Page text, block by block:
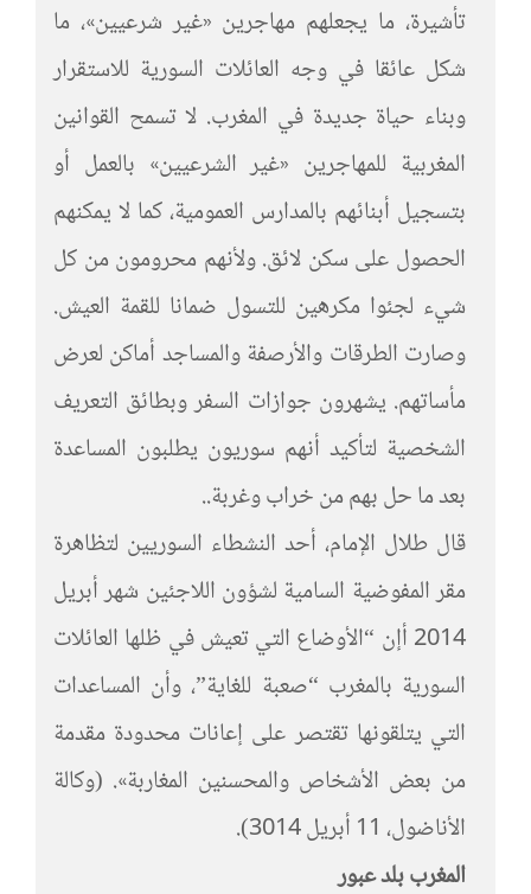
تأشيرة، ما يجعلهم مهاجرين «غير شرعيين»، ما
شكل عائقا في وجه العائلات السورية للاستقرار
وبناء حياة جديدة في المغرب. لا تسمح القوانين
المغربية للمهاجرين «غير الشرعيين» بالعمل أو
بتسجيل أبنائهم بالمدارس العمومية، كما لا يمكنهم
الحصول على سكن لائق. ولأنهم محرومون من كل
شيء لجئوا مكرهين للتسول ضمانا للقمة العيش.
وصارت الطرقات والأرصفة والمساجد أماكن لعرض
مأساتهم. يشهرون جوازات السفر وبطائق التعريف
الشخصية لتأكيد أنهم سوريون يطلبون المساعدة
بعد ما حل بهم من خراب وغربة..
قال طلال الإمام، أحد النشطاء السوريين لتظاهرة
مقر المفوضية السامية لشؤون اللاجئين شهر أبريل
2014 أإن “الأوضاع التي تعيش في ظلها العائلات
السورية بالمغرب “صعبة للغاية”، وأن المساعدات
التي يتلقونها تقتصر على إعانات محدودة مقدمة
من بعض الأشخاص والمحسنين المغاربة». (وكالة
الأناضول، 11 أبريل 3014).
المغرب بلد عبور